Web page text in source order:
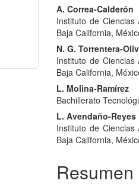
A. Correa-Calderón
Instituto de Ciencias
Baja California,
N. G. Torrentera-
Instituto de Ciencias
Baja California,
L. Molina-Ramírez
Bachillerato
L. Avendaño-Reyes
Instituto de Ciencias
Baja California,
Resumen